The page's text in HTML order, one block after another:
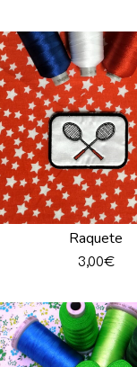
Raquete
3,00€